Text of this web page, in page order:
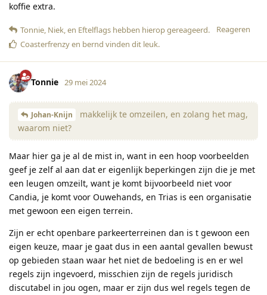
koffie extra.
Reageren
Tonnie, Niek, en Eftelflags hebben hierop gereageerd.
Coasterfrenzyen bernd vinden dit leuk.
Tonnie 29 mei 2024
Johan-Knijn
makkelijk te omzeilen, en zolang het mag,
waarom niet?
Maar hier ga je al de mist in, want in een hoop voorbeelden
geef je zelf al aan dat er eigenlijk beperkingen zijn die je met
een leugen omzeilt, want je komt bijvoorbeeld niet voor
Candia, je komt voor Ouwehands, en Trias is een organisatie
met gewoon een eigen terrein.
Zijn er echt openbare parkeerterreinen dan is t gewoon een
eigen keuze, maar je gaat dus in een aantal gevallen bewust
op gebieden staan waar het niet de bedoeling is en er wel
regels zijn ingevoerd, misschien zijn de regels juridisch
discutabel in jou ogen, maar er zijn dus wel regels tegen de